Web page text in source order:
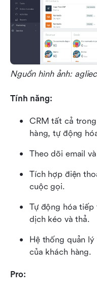
Nguồn hình ảnh:
Tính năng:
CRM tất cả
hàng, tự động
Theo dõi email
Tích hợp điện
cuộc gọi.
Tự động hóa tiếp
dịch kéo và thả.
Hệ thống quản
của khách hàng.
Pro: